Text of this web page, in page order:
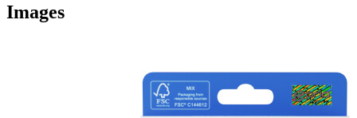
Images